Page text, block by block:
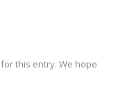
this entry. We hope